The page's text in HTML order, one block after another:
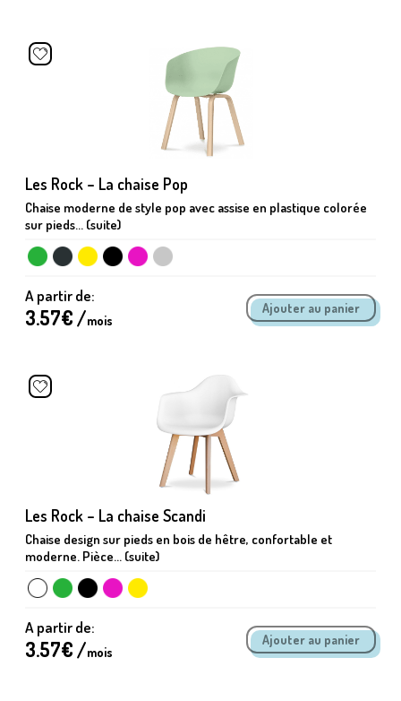
Les Rock – La chaise Pop
Chaise moderne de style pop avec assise en plastique colorée
sur pieds... (suite)
A partir de:
3.57€ /mois
Les Rock – La chaise Scandi
Chaise design sur pieds en bois de hêtre, confortable et
moderne. Pièce... (suite)
A partir de:
3.57€ /mois